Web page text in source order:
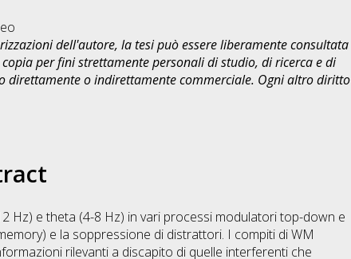
dell'autore, la tesi può essere liberamente consultata
per fini strettamente personali di studio, di ricerca e di
direttamente o indirettamente commerciale. Ogni altro diritto
Hz) e theta (4-8 Hz) in vari processi modulatori top-down e
e la soppressione di distrattori. I compiti di WM
rilevanti a discapito di quelle interferenti che